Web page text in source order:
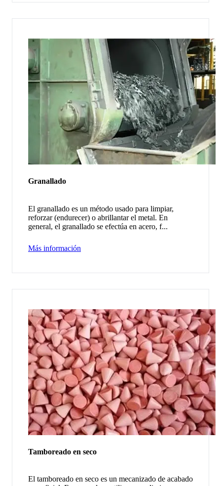
Granallado
El granallado es un método usado para limpiar,
reforzar (endurecer) o abrillantar el metal. En
general, el granallado se efectúa en acero, f...
Más información
Tamboreado en seco
El tamboreado en seco es un mecanizado de acabado